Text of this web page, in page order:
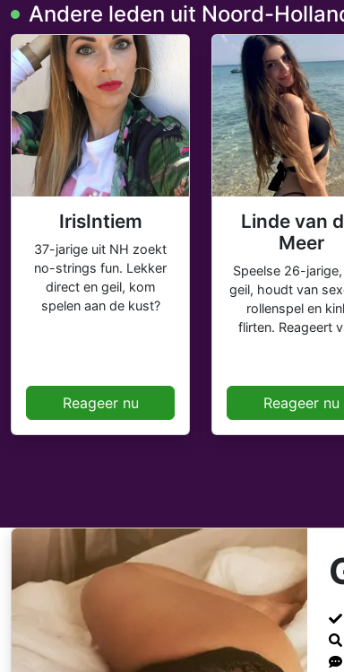
Andere leden uit Noord-
IrisIntiem
37-jarige uit NH zoekt
no-strings fun. Lekker
direct en geil, kom
spelen aan de kust?
Reageer nu
Linde van
Meer
Speelse 26-
geil, houdt van
rollenspel en
flirten. Reageert
Reageer nu